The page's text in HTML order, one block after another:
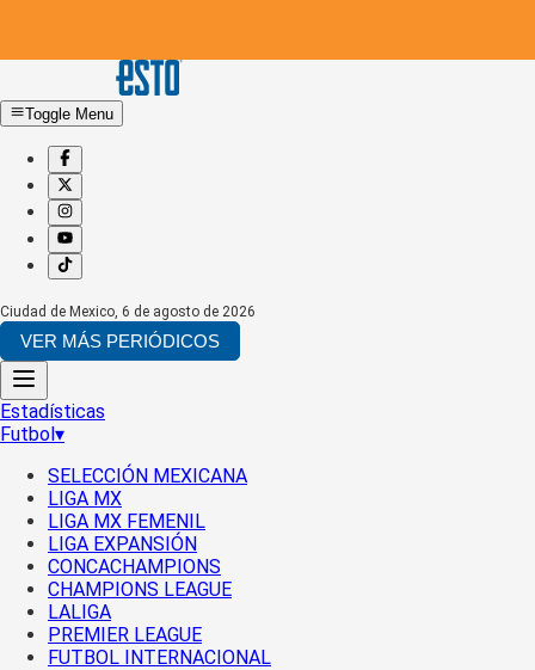
Toggle Menu
Ciudad de Mexico, 6 de agosto de 2026
VER MÁS PERIÓDICOS
Estadísticas
Futbol▾
SELECCIÓN MEXICANA
LIGA MX
LIGA MX FEMENIL
LIGA EXPANSIÓN
CONCACHAMPIONS
CHAMPIONS LEAGUE
LALIGA
PREMIER LEAGUE
FUTBOL INTERNACIONAL